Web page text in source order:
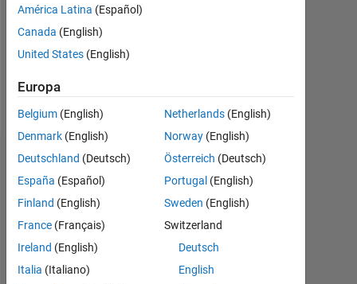
Following:
Follow
Dashboard
Statistik
MATLAB Answers
-2-1 2
3
América Latina (Español)
Canada (English)
United States (English)
Europa
Belgium (English)
Denmark (English)
Deutschland (Deutsch)
España (Español)
Finland (English)
France (Français)
Ireland (English)
Italia (Italiano)
Netherlands (English)
Norway (English)
Österreich (Deutsch)
Portugal (English)
Sweden (English)
Switzerland
Deutsch
English